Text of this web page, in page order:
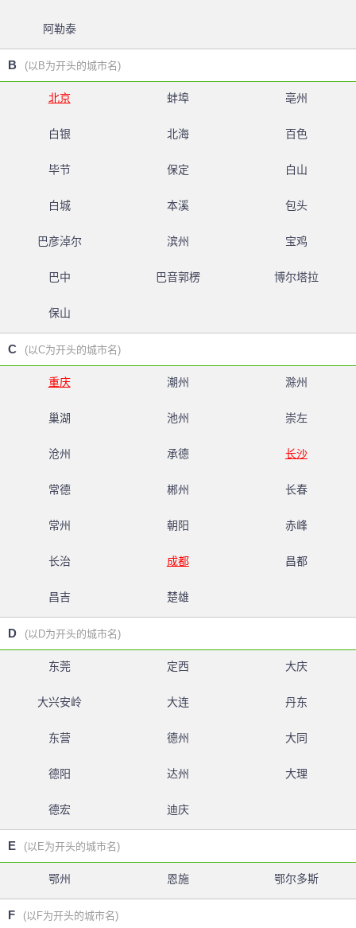
阿勒泰
B (以B为开头的城市名)
北京 蚌埠 亳州
白银 北海 百色
毕节 保定 白山
白城 本溪 包头
巴彦淖尔 滨州 宝鸡
巴中 巴音郭楞 博尔塔拉
保山
C (以C为开头的城市名)
重庆 潮州 滁州
巢湖 池州 崇左
沧州 承德 长沙
常德 郴州 长春
常州 朝阳 赤峰
长治 成都 昌都
昌吉 楚雄
D (以D为开头的城市名)
东莞 定西 大庆
大兴安岭 大连 丹东
东营 德州 大同
德阳 达州 大理
德宏 迪庆
E (以E为开头的城市名)
鄂州 恩施 鄂尔多斯
F (以F为开头的城市名)